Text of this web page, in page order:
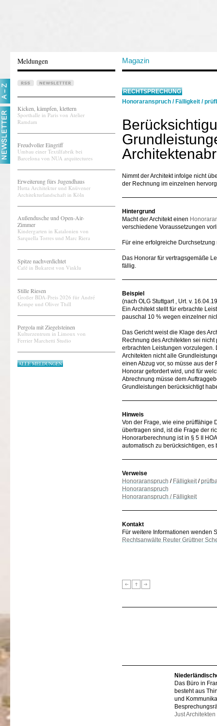
Meldungen Magazin
Kicken, kämpfen, klettern
Sporthalle in Paris von Atelier
Ramdam
Freudvoller Eingriff
Umbau einer Textilfabrik bei
Barcelona von NUA arquitectures
Erweiterung fürs Jugendhaus
Hutta Architektur und Knüvener
Architekturlandschaft in Köln
Außendusche und Open-Air-
Zimmer
Kindergarten in Katalonien von
Sarquella Torres und Marc Riera
Spitze nachverdichtet
Café in Bukarest von Vinklu
Stille Riesen
Großer BDA-Preis 2026 für André
Kempe und Oliver Thill
Pergola mit Ziegelsteinen
Kulturzentrum in Limoux von
Ferrier Marchetti Studio
ALLE MELDUNGEN
RECHTSPRECHUNG
Honoraranspruch / Fälligkeit /
Nimmt der Architekt infolge nicht
der Rechnung im einzelnen
Hintergrund
Macht der Architekt einen
verschiedene Voraussetzungen
Für eine erfolgreiche
Das Honorar für vertragsgemäße
fällig.
Beispiel
(nach OLG Stuttgart , Urt. v.
Ein Architekt stellt für erbrachte
pauschal 10 % wegen einzelner
Das Gericht weist die Klage des
Rechnung des Architekten sei
erbrachten Leistungen vorzulegen.
Architekten nicht alle
einen Abzug vor, so müsse aus
Honorar gefordert wird, und für
Abrechnung müsse dem
Grundleistungen berücksichtigt
Hinweis
Von der Frage, wie eine prüffähige
übertragen sind, ist die Frage der
Honorarberechnung ist in § 5 II
automatisch zu berücksichtigen,
Verweise
Honoraranspruch / Fälligkeit/
Honoraranspruch
Honoraranspruch / Fälligkeit
Kontakt
Für weitere Informationen wenden
Rechtsanwälte Reuter Grüttner
Das Büro in
besteht aus
und
Just Architekten